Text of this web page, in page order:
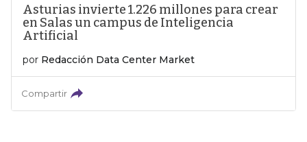
Asturias invierte 1.226 millones para crear
en Salas un campus de Inteligencia
Artificial
por Redacción Data Center Market
Compartir